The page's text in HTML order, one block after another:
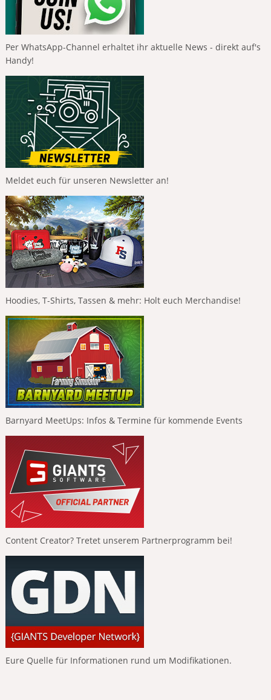
Per WhatsApp-Channel erhaltet ihr aktuelle News - direkt auf's
Handy!
Meldet euch für unseren Newsletter an!
Hoodies, T-Shirts, Tassen & mehr: Holt euch Merchandise!
Barnyard MeetUps: Infos & Termine für kommende Events
Content Creator? Tretet unserem Partnerprogramm bei!
Eure Quelle für Informationen rund um Modifikationen.